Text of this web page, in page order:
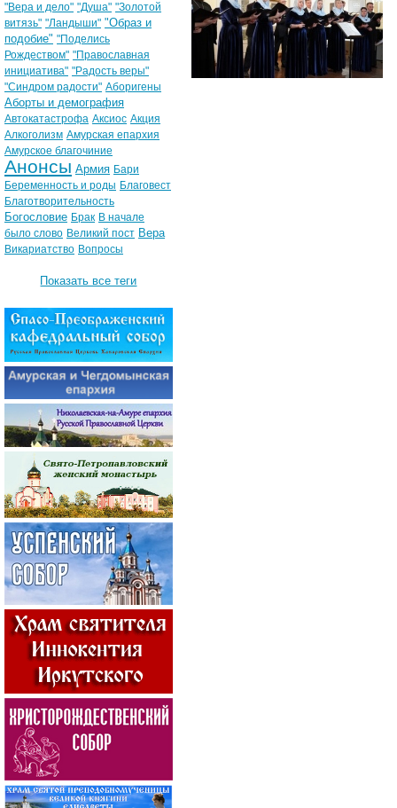
"Вера и дело" "Душа" "Золотой
витязь" "Ландыши" "Образ и
подобие" "Поделись
Рождеством" "Православная
инициатива" "Радость веры"
"Синдром радости" Аборигены
Аборты и демография
Автокатастрофа Аксиос Акция
Алкоголизм Амурская епархия
Амурское благочиние
Анонсы Армия Бари
Беременность и роды Благовест
Благотворительность
Богословие Брак В начале
было слово Великий пост Вера
Викариатство Вопросы
Показать все теги